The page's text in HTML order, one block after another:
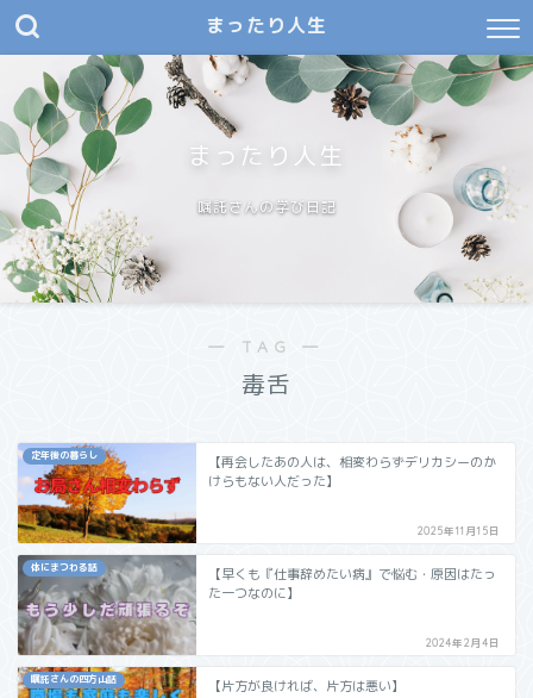
まったり人生
まったり人生
嘱託さんの学び日記
― TAG ―
毒舌
定年後の暮らし
【再会したあの人は、相変わらずデリカシーのか
けらもない人だった】
2025年11月15日
体にまつわる話
【早くも『仕事辞めたい病』で悩む・原因はたっ
た一つなのに】
2024年2月4日
嘱託さんの四方山話 【片方が良ければ、片方は悪い】